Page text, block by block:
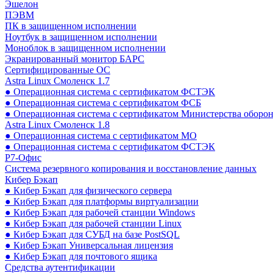
Эшелон
ПЭВМ
ПК в защищенном исполнении
Ноутбук в защищенном исполнении
Моноблок в защищенном исполнении
Экранированный монитор БАРС
Сертифицированные ОС
Astra Linux Смоленск 1.7
● Операционная система с сертификатом ФСТЭК
● Операционная система с сертификатом ФСБ
● Операционная система с сертификатом Министерства
Astra Linux Смоленск 1.8
● Операционная система с сертификатом МО
● Операционная система с сертификатом ФСТЭК
Р7-Офис
Система резервного копирования и восстановление данных
Кибер Бэкап
● Кибер Бэкап для физического сервера
● Кибер Бэкап для платформы виртуализации
● Кибер Бэкап для рабочей станции Windows
● Кибер Бэкап для рабочей станции Linux
● Кибер Бэкап для СУБД на базе PostSQL
● Кибер Бэкап Универсальная лицензия
● Кибер Бэкап для почтового ящика
Средства аутентификации